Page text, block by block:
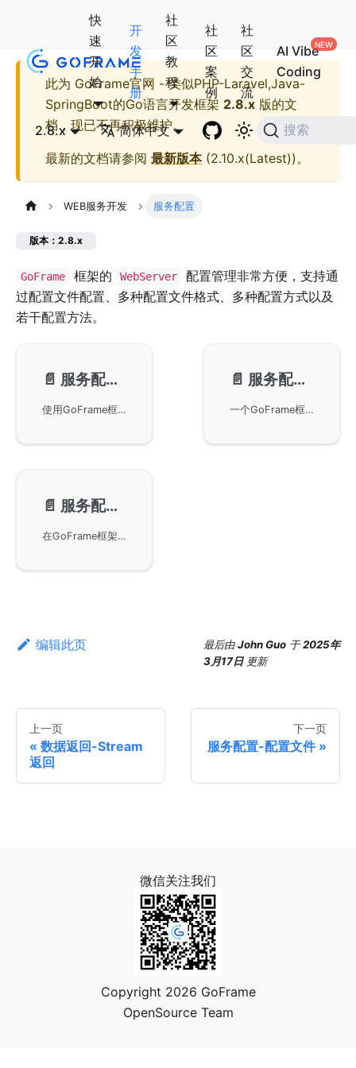
快
速
开
始
开
发
手
册
社
区
教
程
社
区
案
例
社
区
交
流
AI Vibe
Coding
2.8.x 简体中文 搜索
此为 GoFrame官网 - 类似PHP-Laravel,Java-
SpringBoot的Go语言开发框架 2.8.x 版的文
档，现已不再积极维护。
最新的文档请参阅 最新版本(2.10.x(Latest))。
WEB服务开发 服务配置
版本：2.8.x
GoFrame 框架的 WebServer
配置管理非常方便，支持通
过配置文件配置、多种配置文件格式、多种配置方式以及
若干配置方法。
📄️ 服务配置-配置文件
使用GoFrame框架的Server对象进行服务配置，支持通过配置文件进行配置，包括地址、日志设置和上传限制等。详细说明了单例对象的配置获取方式、默认值以及多配置管理方法，帮助用户优化服务配置策略。
📄️ 服务配置-配置文件模板
一个GoFrame框架服务配置的文件模板，详细介绍了各项配置参数，如地址监听、TLS/HTTPS配置、静态服务、Cookie和Sessions设置、日志记录等，帮助用户更好地使用和配置GoFrame HTTP Server。
📄️ 服务配置-配置方法
在GoFrame框架中通过SetConfig和SetConfigWithMap方法对服务器进行配置，包括配置对象ServerConfig的定义及使用Server对象进行特定配置。需要注意的是，配置项在Server执行Start后便不能再修改，以保证并发安全。
编辑此页 最后由John Guo 于2025年
3月17日 更新
上一页
数据返回-Stream
返回
下一页
服务配置-配置文件
微信关注我们
Copyright 2026 GoFrame
OpenSource Team